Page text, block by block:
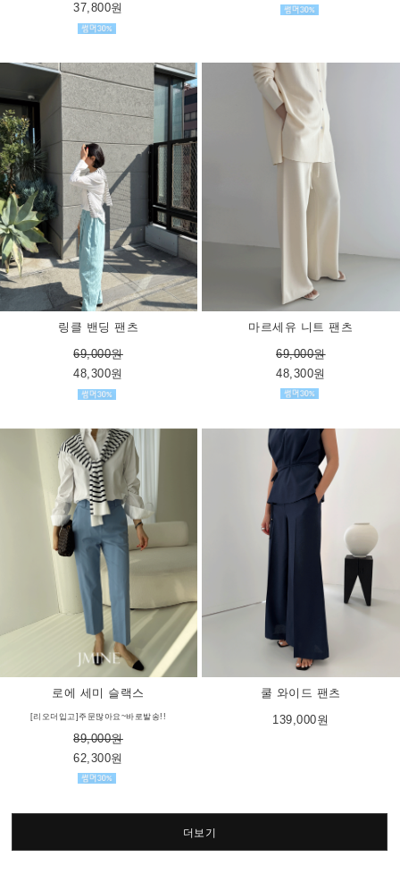
37,800원
링클 밴딩 팬츠
69,000원
48,300원
마르세유 니트 팬츠
69,000원
48,300원
로에 세미 슬랙스
[리오더입고]주문많아요~바로발송!!
89,000원
62,300원
쿨 와이드 팬츠
139,000원
더보기